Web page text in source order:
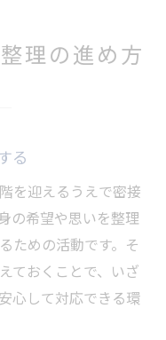
理の進め方
る
を迎えるうえで密接
の希望や思いを整理
ための活動です。そ
ておくことで、いざ
心して対応できる環